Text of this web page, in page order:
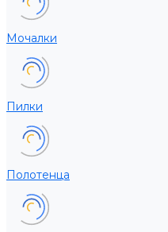
Мочалки
Пилки
Полотенца